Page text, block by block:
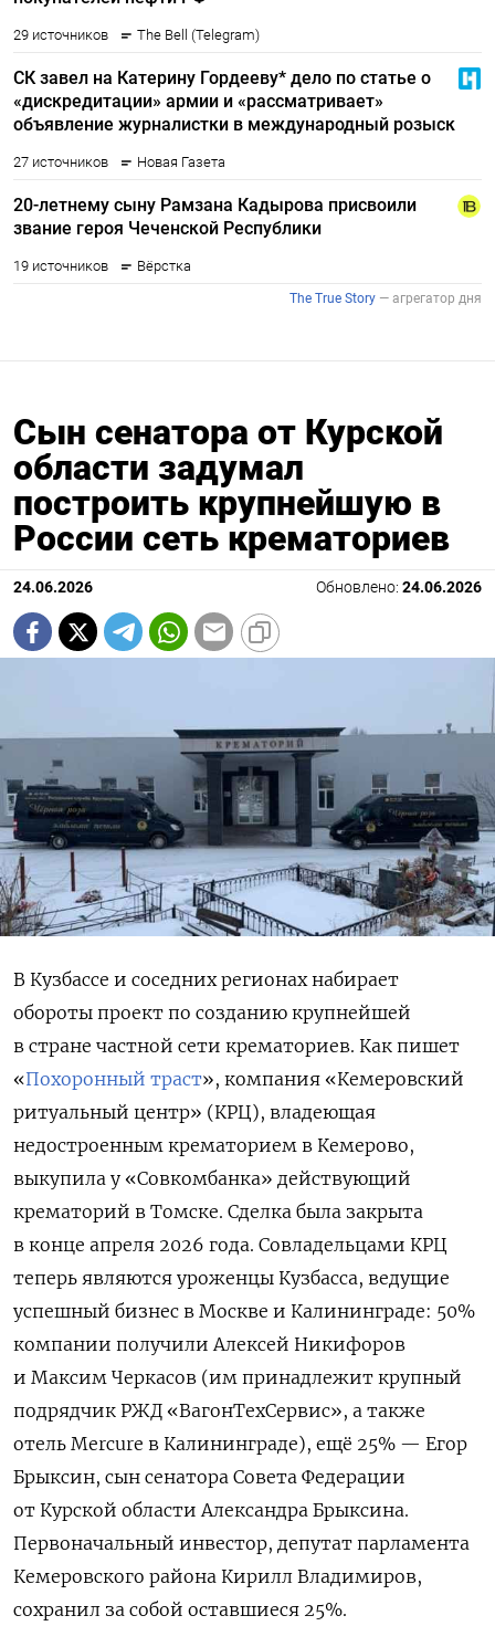
Сын сенатора от Курской
области задумал
построить крупнейшую в
России сеть крематориев
24.06.2026 Обновлено: 24.06.2026
В Кузбассе и соседних регионах набирает
обороты проект по созданию крупнейшей
в стране частной сети крематориев. Как пишет
«Похоронный траст», компания «Кемеровский
ритуальный центр» (КРЦ), владеющая
недостроенным крематорием в Кемерово,
выкупила у «Совкомбанка» действующий
крематорий в Томске. Сделка была закрыта
в конце апреля 2026 года. Совладельцами КРЦ
теперь являются уроженцы Кузбасса, ведущие
успешный бизнес в Москве и Калининграде: 50%
компании получили Алексей Никифоров
и Максим Черкасов (им принадлежит крупный
подрядчик РЖД «ВагонТехСервис», а также
отель Mercure в Калининграде), ещё 25% — Егор
Брыксин, сын сенатора Совета Федерации
от Курской области Александра Брыксина.
Первоначальный инвестор, депутат парламента
Кемеровского района Кирилл Владимиров,
сохранил за собой оставшиеся 25%.